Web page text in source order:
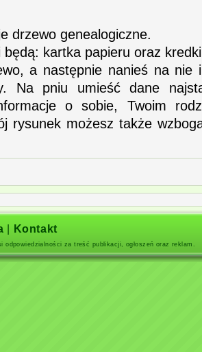
drzewo genealogiczne.
będą: kartka papieru oraz
a następnie nanieś na nie
Na pniu umieść dane
o sobie, Twoim
rysunek możesz także
Kontakt
odpowiedzialności za treść publikacji, ogłoszeń oraz reklam.